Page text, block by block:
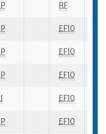
P RF
P EF10
P EF10
P EF10
I EF10
P EF10